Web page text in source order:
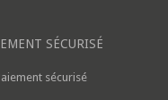
SÉCURISÉ